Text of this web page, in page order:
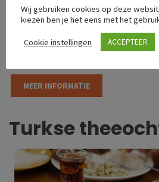
MEER INFORMATIE
Turkse
Wij gebruiken cookies op deze
kiezen ben je het eens met het
Cookie instellingen ACCEPTEER